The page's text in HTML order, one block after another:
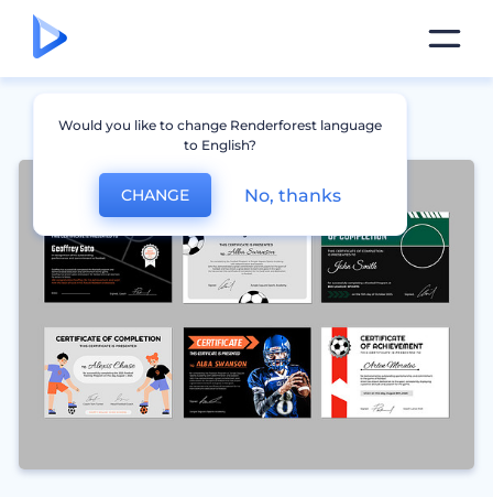
Would you like to change Renderforest language
to English?
CHANGE No, thanks